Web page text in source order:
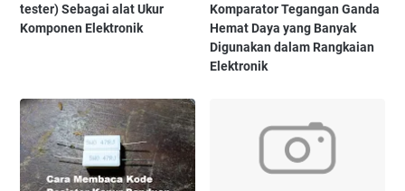
tester) Sebagai alat Ukur
Komponen Elektronik
Komparator Tegangan Ganda
Hemat Daya yang Banyak
Digunakan dalam Rangkaian
Elektronik